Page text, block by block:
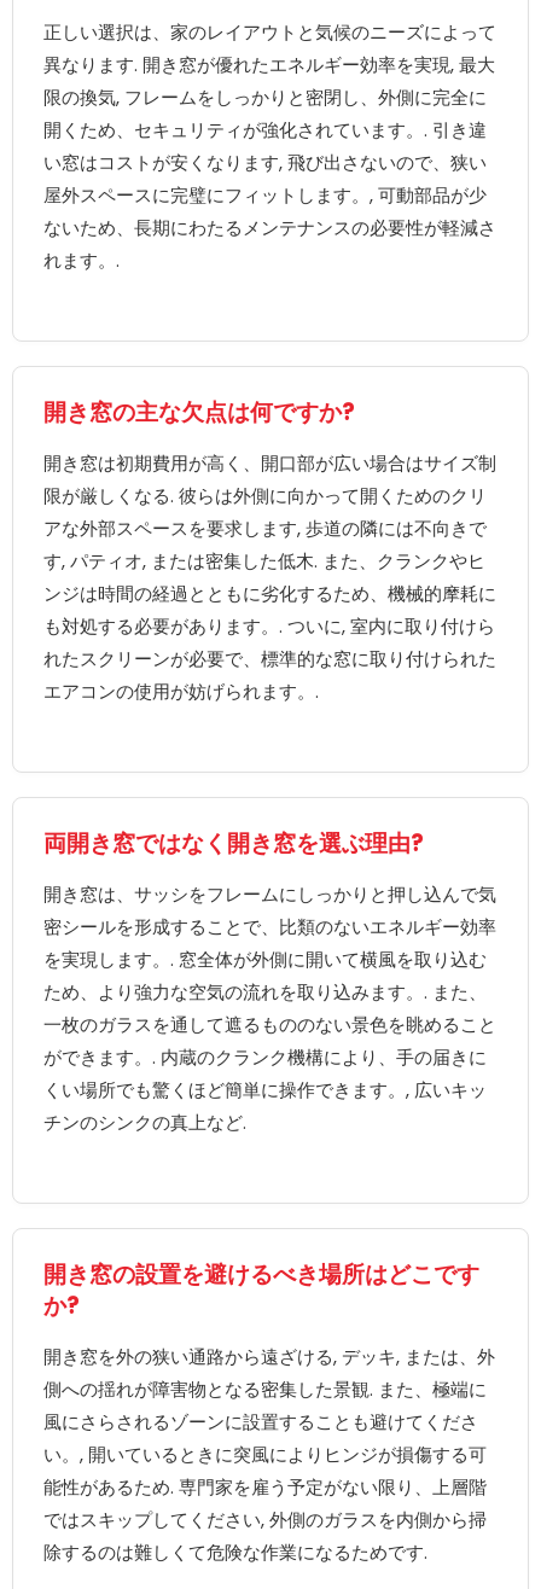
正しい選択は、家のレイアウトと気候のニーズによって
異なります. 開き窓が優れたエネルギー効率を実現, 最大
限の換気, フレームをしっかりと密閉し、外側に完全に
開くため、セキュリティが強化されています。. 引き違
い窓はコストが安くなります, 飛び出さないので、狭い
屋外スペースに完璧にフィットします。, 可動部品が少
ないため、長期にわたるメンテナンスの必要性が軽減さ
れます。.
開き窓の主な欠点は何ですか?
開き窓は初期費用が高く、開口部が広い場合はサイズ制
限が厳しくなる. 彼らは外側に向かって開くためのクリ
アな外部スペースを要求します, 歩道の隣には不向きで
す, パティオ, または密集した低木. また、クランクやヒ
ンジは時間の経過とともに劣化するため、機械的摩耗に
も対処する必要があります。. ついに, 室内に取り付けら
れたスクリーンが必要で、標準的な窓に取り付けられた
エアコンの使用が妨げられます。.
両開き窓ではなく開き窓を選ぶ理由?
開き窓は、サッシをフレームにしっかりと押し込んで気
密シールを形成することで、比類のないエネルギー効率
を実現します。. 窓全体が外側に開いて横風を取り込む
ため、より強力な空気の流れを取り込みます。. また、
一枚のガラスを通して遮るもののない景色を眺めること
ができます。. 内蔵のクランク機構により、手の届きに
くい場所でも驚くほど簡単に操作できます。, 広いキッ
チンのシンクの真上など.
開き窓の設置を避けるべき場所はどこです
か?
開き窓を外の狭い通路から遠ざける, デッキ, または、外
側への揺れが障害物となる密集した景観. また、極端に
風にさらされるゾーンに設置することも避けてくださ
い。, 開いているときに突風によりヒンジが損傷する可
能性があるため. 専門家を雇う予定がない限り、上層階
ではスキップしてください, 外側のガラスを内側から掃
除するのは難しくて危険な作業になるためです.